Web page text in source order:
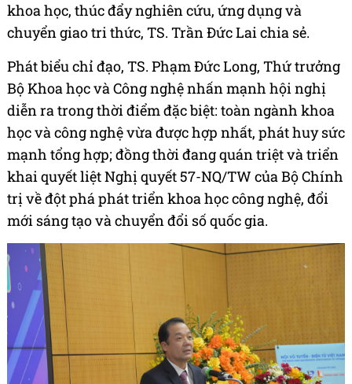
khoa học, thúc đẩy nghiên cứu, ứng dụng và
chuyển giao tri thức, TS. Trần Đức Lai chia sẻ.
Phát biểu chỉ đạo, TS. Phạm Đức Long, Thứ trưởng
Bộ Khoa học và Công nghệ nhấn mạnh hội nghị
diễn ra trong thời điểm đặc biệt: toàn ngành khoa
học và công nghệ vừa được hợp nhất, phát huy sức
mạnh tổng hợp; đồng thời đang quán triệt và triển
khai quyết liệt Nghị quyết 57-NQ/TW của Bộ Chính
trị về đột phá phát triển khoa học công nghệ, đổi
mới sáng tạo và chuyển đổi số quốc gia.